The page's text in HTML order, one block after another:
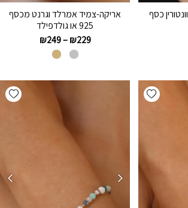
כסף
אריקה-צמיד אמרלד וגרנט מכסף
925 או גולדפילד
₪229
–
₪249
Add wishlist